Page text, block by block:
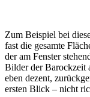
Zum Beispiel bei
fast die gesamte
der am Fenster
Bilder der Barockzeit
eben dezent,
ersten Blick – nicht